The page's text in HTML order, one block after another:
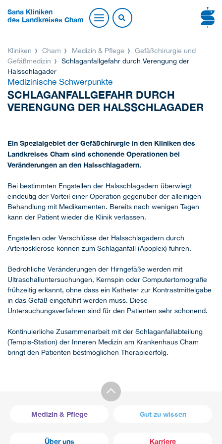
Sana Kliniken
des Landkreises Cham
Kliniken Cham Medizin & Pflege
Gefäßchirurgie und
Gefäßmedizin
Schlaganfallgefahr durch Verengung der
Halsschlagader
Medizinische Schwerpunkte
SCHLAGANFALLGEFAHR DURCH
VERENGUNG DER HALSSCHLAGADER
Ein Spezialgebiet der Gefäßchirurgie in den Kliniken des
Landkreises Cham sind schonende Operationen bei
Veränderungen an den Halsschlagadern.
Bei bestimmten Engstellen der Halsschlagadern überwiegt
eindeutig der Vorteil einer Operation gegenüber der alleinigen
Behandlung mit Medikamenten. Bereits nach wenigen Tagen
kann der Patient wieder die Klinik verlassen.
Engstellen oder Verschlüsse der Halsschlagadern durch
Arteriosklerose können zum Schlaganfall (Apoplex) führen.
Bedrohliche Veränderungen der Hirngefäße werden mit
Ultraschalluntersuchungen, Kernspin oder Computertomografie
frühzeitig erkannt, ohne dass ein Katheter zur Kontrastmittelgabe
in das Gefäß eingeführt werden muss. Diese
Untersuchungsverfahren sind für den Patienten sehr schonend.
Kontinuierliche Zusammenarbeit mit der Schlaganfallabteilung
(Tempis-Station) der Inneren Medizin am Krankenhaus Cham
bringt den Patienten bestmöglichen Therapieerfolg.
Medizin & Pflege Gut zu wissen
Über uns Karriere